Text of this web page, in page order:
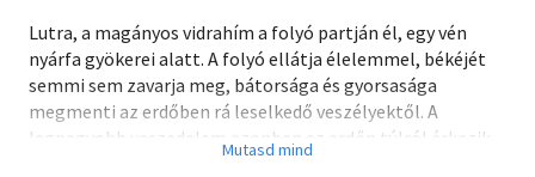
Lutra, a magányos vidrahím a folyó partján él, egy vén
nyárfa gyökerei alatt. A folyó ellátja élelemmel, békéjét
semmi sem zavarja meg, bátorsága és gyorsasága
megmenti az erdőben rá leselkedő veszélyektől. A
legnagyobb veszedelem azonban az erdőn túlról érkezik,
az emberek világából. Egy fiatal vadász ugyanis a fejébe